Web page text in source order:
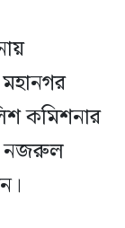
কমিশনার
নজরুল